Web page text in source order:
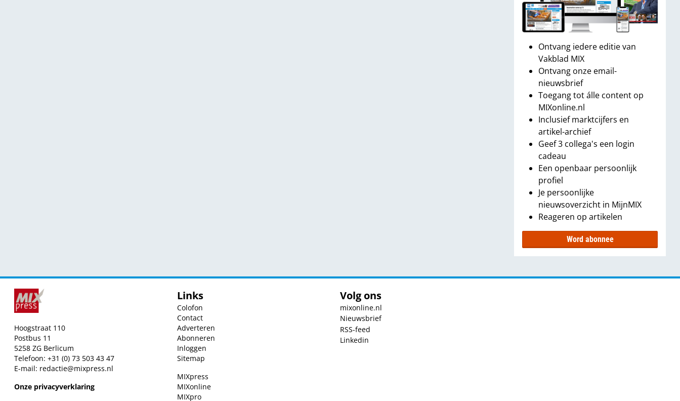
Ontvang iedere editie van
Vakblad MIX
Ontvang onze email-
nieuwsbrief
Toegang tot álle content op
MIXonline.nl
Inclusief marktcijfers en
artikel-archief
Geef 3 collega's een login
cadeau
Een openbaar persoonlijk
profiel
Je persoonlijke
nieuwsoverzicht in MijnMIX
Reageren op artikelen
Word abonnee
Hoogstraat 110
Postbus 11
5258 ZG Berlicum
Telefoon: +31 (0) 73 503 43 47
E-mail: redactie@mixpress.nl
Onze privacyverklaring
Links
Colofon
Contact
Adverteren
Abonneren
Inloggen
Sitemap
MIXpress
MIXonline
MIXpro
Volg ons
mixonline.nl
Nieuwsbrief
RSS-feed
Linkedin